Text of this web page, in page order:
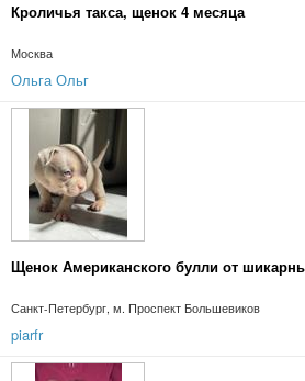
Кроличья такса, щенок 4 месяца
Москва
Ольга Ольг
Щенок Американского булли от
Санкт-Петербург, м. Проспект Большевиков
piarfr